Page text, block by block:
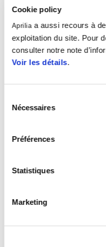
Cookie policy
Aprilia a aussi recours à
exploitation du site. Pour
consulter notre note
Voir les détails.
Nécessaires
Préférences
Statistiques
Marketing
ENSEMBLE
l'extraordinaire expérience de
axes, trois modes de
enfin et surtout, le